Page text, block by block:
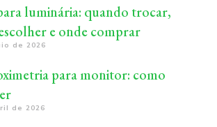
luminária: quando trocar,
e onde comprar
de 2026
para monitor: como
de 2026